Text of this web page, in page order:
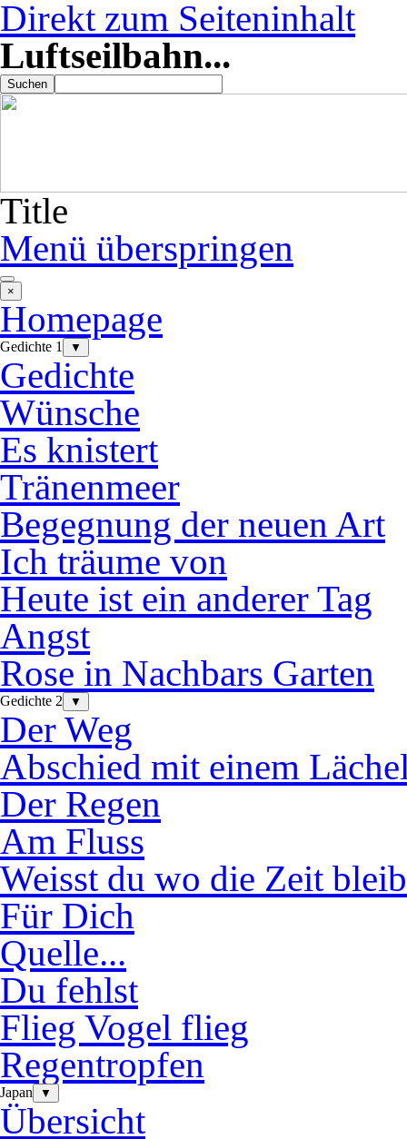
Direkt zum Seiteninhalt
Luftseilbahn...
Suchen
Title
Menü überspringen
×
Homepage
Gedichte 1 ▼
Gedichte
Wünsche
Es knistert
Tränenmeer
Begegnung der neuen Art
Ich träume von
Heute ist ein anderer Tag
Angst
Rose in Nachbars Garten
Gedichte 2 ▼
Der Weg
Abschied mit einem
Der Regen
Am Fluss
Weisst du wo die Zeit
Für Dich
Quelle...
Du fehlst
Flieg Vogel flieg
Regentropfen
Japan ▼
Übersicht